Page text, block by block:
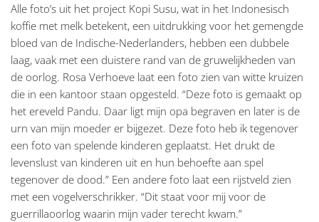
Alle foto’s uit het project Kopi Susu, wat in het Indonesisch
koffie met melk betekent, een uitdrukking voor het gemengde
bloed van de Indische-Nederlanders, hebben een dubbele
laag, vaak met een duistere rand van de gruwelijkheden van
de oorlog. Rosa Verhoeve laat een foto zien van witte kruizen
die in een kantoor staan opgesteld. “Deze foto is gemaakt op
het ereveld Pandu. Daar ligt mijn opa begraven en later is de
urn van mijn moeder er bijgezet. Deze foto heb ik tegenover
een foto van spelende kinderen geplaatst. Het drukt de
levenslust van kinderen uit en hun behoefte aan spel
tegenover de dood.” Een andere foto laat een rijstveld zien
met een vogelverschrikker. “Dit staat voor mij voor de
guerrillaoorlog waarin mijn vader terecht kwam.”